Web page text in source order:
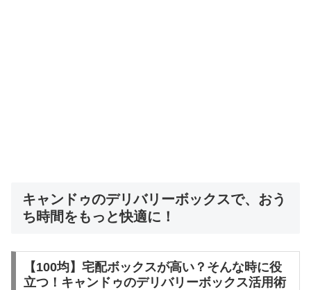
キャンドゥのデリバリーボックスで、おう
ち時間をもっと快適に！
【100均】宅配ボックスが高い？そんな時に役
立つ！キャンドゥのデリバリーボックス活用術